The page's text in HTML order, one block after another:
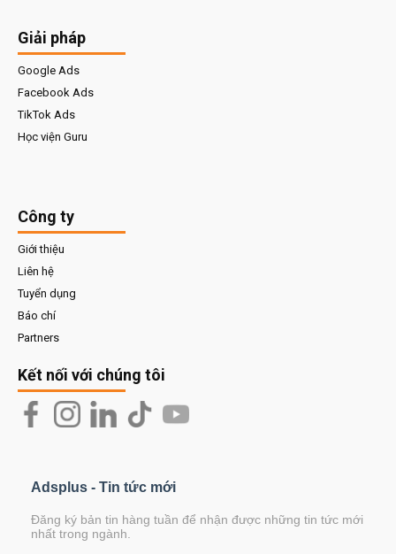
Giải pháp
Google Ads
Facebook Ads
TikTok Ads
Học viện Guru
Công ty
Giới thiệu
Liên hệ
Tuyển dụng
Báo chí
Partners
Kết nối với chúng tôi